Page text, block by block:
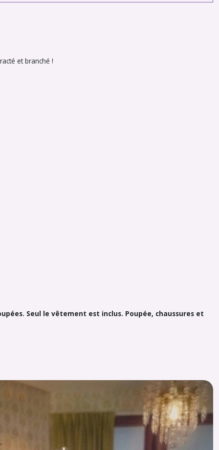
et branché !
Seul le vêtement est inclus. Poupée, chaussures et